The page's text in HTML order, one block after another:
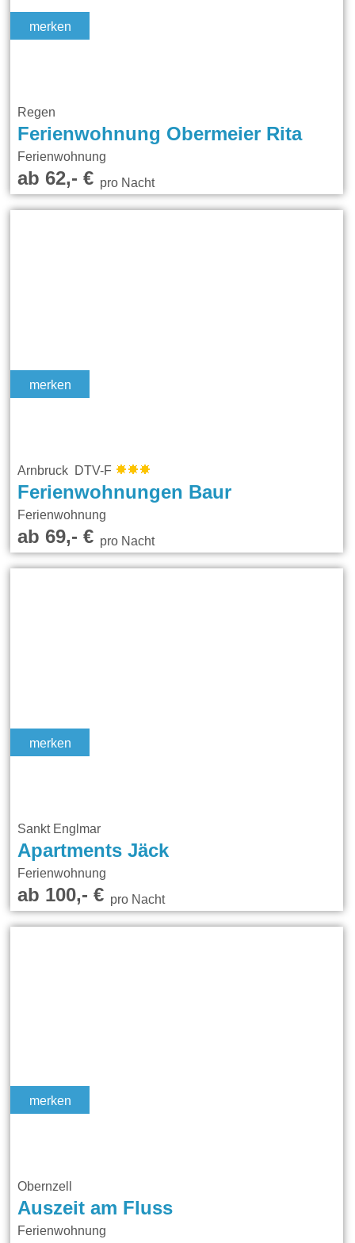
merken
Regen
Ferienwohnung Obermeier Rita
Ferienwohnung
ab 62,- €pro Nacht
merken
Arnbruck DTV-F
Ferienwohnungen Baur
Ferienwohnung
ab 69,- €pro Nacht
merken
Sankt Englmar
Apartments Jäck
Ferienwohnung
ab 100,- €pro Nacht
merken
Obernzell
Auszeit am Fluss
Ferienwohnung